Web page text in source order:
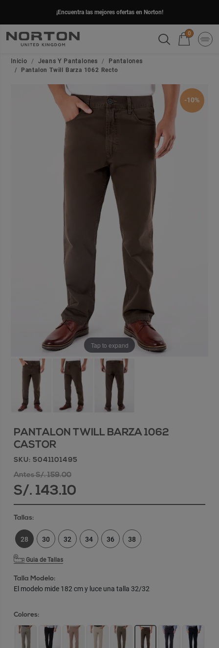
¡Encuentra las mejores ofertas en Norton!
0
Inicio Jeans Y Pantalones
Pantalones
Pantalon Twill Barza 1062 Recto
-10%
Tap to expand
PANTALON TWILL BARZA 1062
CASTOR
SKU: 5041101495
Antes S/. 159.00
S/. 143.10
Tallas:
28 30 32 34 36 38
Guia de Tallas
Talla Modelo:
El modelo mide 182 cm y luce una talla 32/32
Colores: